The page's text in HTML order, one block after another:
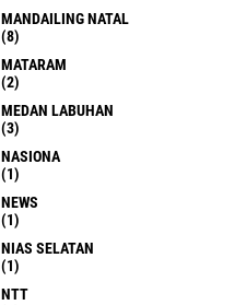
MANDAILING NATAL
(8)
MATARAM
(2)
MEDAN LABUHAN
(3)
NASIONA
(1)
NEWS
(1)
NIAS SELATAN
(1)
NTT